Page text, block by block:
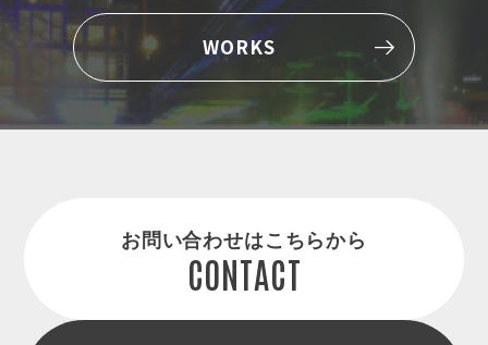
WORKS
お問い合わせはこちらから
CONTACT